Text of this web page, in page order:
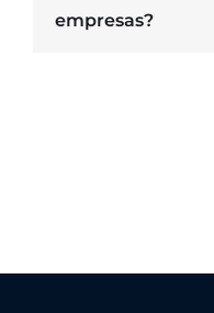
empresas?